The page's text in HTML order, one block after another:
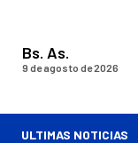
Bs. As.
9 de agosto de 2026
ULTIMAS NOTICIAS